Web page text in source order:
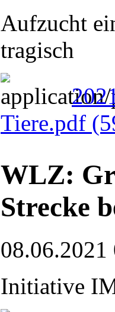
Aufzucht
tragisch
Tiere.pdf
WLZ:
Strecke
08.06.2021
Initiative